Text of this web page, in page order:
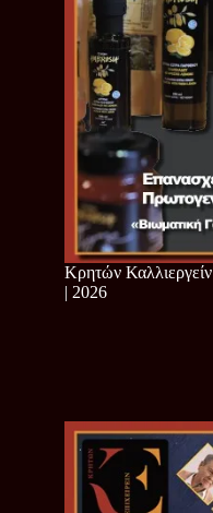
Κρητών Καλλιεργείν
| 2026